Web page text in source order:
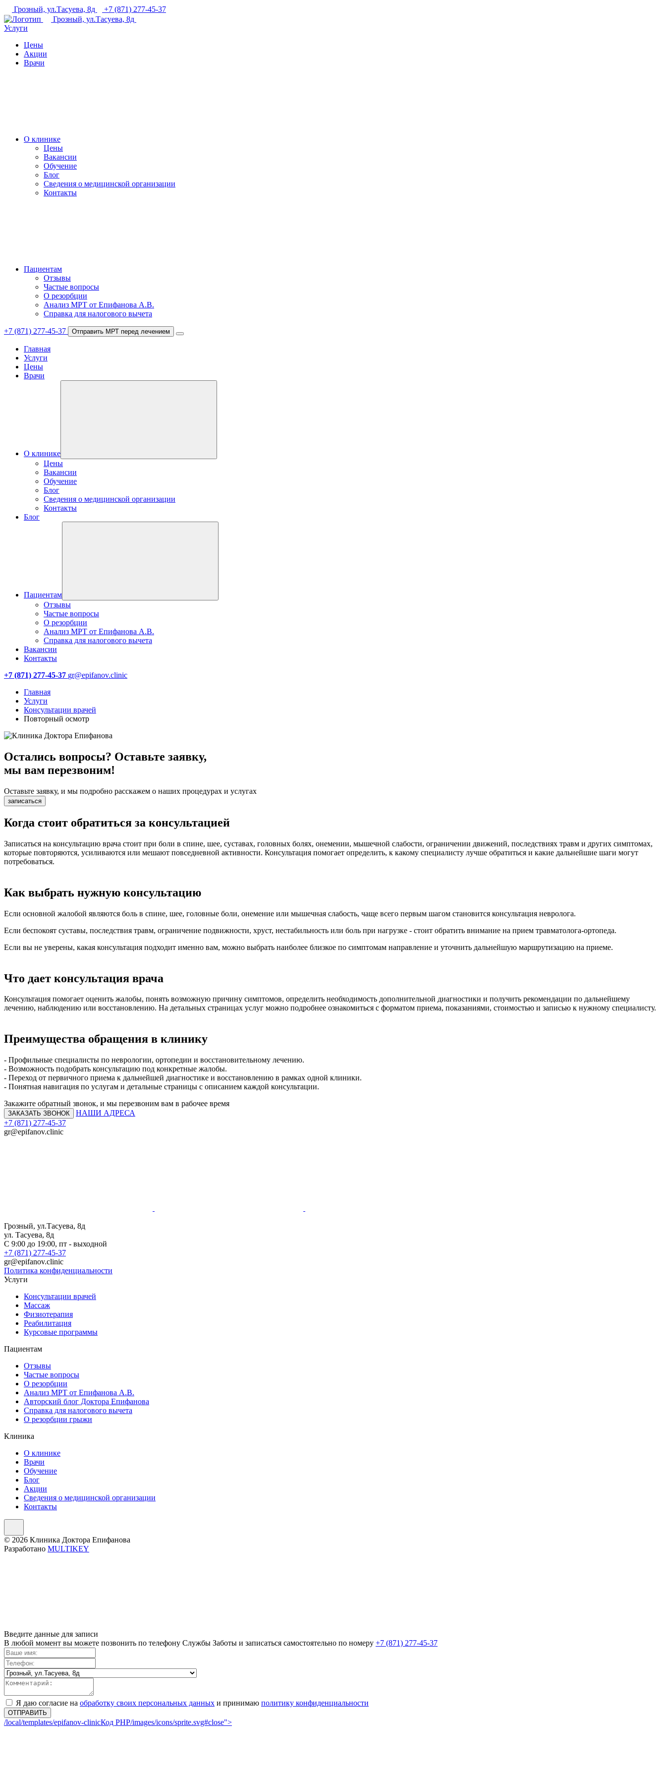
Грозный, ул.Тасуева, 8д
+7 (871) 277-45-37
Грозный, ул.Тасуева, 8д
Услуги
Цены
Акции
Врачи
О клинике
Цены
Вакансии
Обучение
Блог
Сведения о медицинской организации
Контакты
Пациентам
Отзывы
Частые вопросы
О резорбции
Анализ МРТ от Епифанова А.В.
Справка для налогового вычета
+7 (871) 277-45-37 Отправить МРТ перед лечением
Главная
Услуги
Цены
Врачи
О клинике
Цены
Вакансии
Обучение
Блог
Сведения о медицинской организации
Контакты
Блог
Пациентам
Отзывы
Частые вопросы
О резорбции
Анализ МРТ от Епифанова А.В.
Справка для налогового вычета
Вакансии
Контакты
+7 (871) 277-45-37 gr@epifanov.clinic
Главная
Услуги
Консультации врачей
Повторный осмотр
Остались вопросы? Оставьте заявку,
мы вам перезвоним!
Оставьте заявку, и мы подробно расскажем о наших процедурах и услугах
записаться
Когда стоит обратиться за консультацией
Записаться на консультацию врача стоит при боли в спине, шее, суставах, головных болях, онемении, мышечной слабости, ограничении движений, последствиях травм и других симптомах,
которые повторяются, усиливаются или мешают повседневной активности. Консультация помогает определить, к какому специалисту лучше обратиться и какие дальнейшие шаги могут
потребоваться.
Как выбрать нужную консультацию
Если основной жалобой являются боль в спине, шее, головные боли, онемение или мышечная слабость, чаще всего первым шагом становится консультация невролога.
Если беспокоят суставы, последствия травм, ограничение подвижности, хруст, нестабильность или боль при нагрузке - стоит обратить внимание на прием травматолога-ортопеда.
Если вы не уверены, какая консультация подходит именно вам, можно выбрать наиболее близкое по симптомам направление и уточнить дальнейшую маршрутизацию на приеме.
Что дает консультация врача
Консультация помогает оценить жалобы, понять возможную причину симптомов, определить необходимость дополнительной диагностики и получить рекомендации по дальнейшему
лечению, наблюдению или восстановлению. На детальных страницах услуг можно подробнее ознакомиться с форматом приема, показаниями, стоимостью и записью к нужному специалисту.
Преимущества обращения в клинику
- Профильные специалисты по неврологии, ортопедии и восстановительному лечению.
- Возможность подобрать консультацию под конкретные жалобы.
- Переход от первичного приема к дальнейшей диагностике и восстановлению в рамках одной клиники.
- Понятная навигация по услугам и детальные страницы с описанием каждой консультации.
Закажите обратный звонок, и мы перезвоним вам в рабочее время
ЗАКАЗАТЬ ЗВОНОК
НАШИ АДРЕСА
+7 (871) 277-45-37
gr@epifanov.clinic
Грозный, ул.Тасуева, 8д
ул. Тасуева, 8д
С 9:00 до 19:00, пт - выходной
+7 (871) 277-45-37
gr@epifanov.clinic
Политика конфиденциальности
Услуги
Консультации врачей
Массаж
Физиотерапия
Реабилитация
Курсовые программы
Пациентам
Отзывы
Частые вопросы
О резорбции
Анализ МРТ от Епифанова А.В.
Авторский блог Доктора Епифанова
Справка для налогового вычета
О резорбции грыжи
Клиника
О клинике
Врачи
Обучение
Блог
Акции
Сведения о медицинской организации
Контакты
© 2026 Клиника Доктора Епифанова
Разработано MULTIKEY
Введите данные для записи
В любой момент вы можете позвонить по телефону Службы Заботы и записаться самостоятельно по номеру +7 (871) 277-45-37
Я даю согласие на обработку своих персональных данных и принимаю политику конфиденциальности
ОТПРАВИТЬ
/local/templates/epifanov-clinicКод PHP/images/icons/sprite.svg#close">